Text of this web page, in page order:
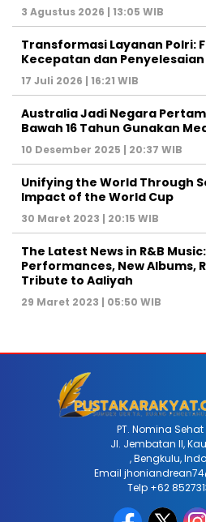
3 Agustus 2026 | 13:05 WIB
Transformasi Layanan Polri:
Kecepatan dan
17 Juli 2026 | 16:21 WIB
Australia Jadi Negara
Bawah 16 Tahun Gunakan
10 Desember 2025 | 20:37 WIB
Unifying the World Through
Impact of the World Cup
30 Maret 2023 | 20:15 WIB
The Latest News in R&B
Performances, New Albums,
Tribute to Aaliyah
29 Maret 2023 | 05:50 WIB
PT. Nomina
Jl. Jembatan II,
, Bengkulu,
Email
Telp +62